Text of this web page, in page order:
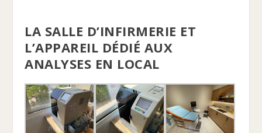
LA SALLE D’INFIRMERIE ET
L’APPAREIL DÉDIÉ AUX
ANALYSES EN LOCAL